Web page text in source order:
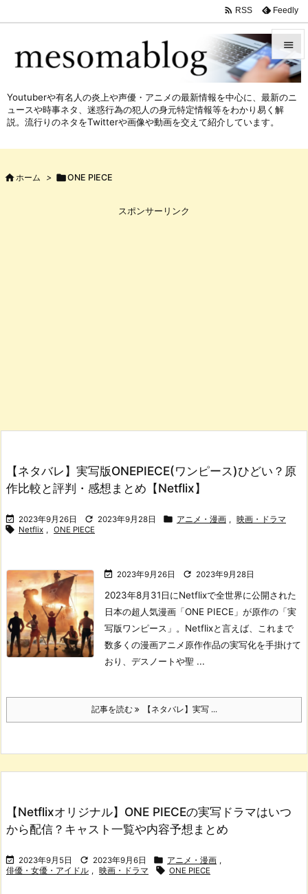



 RSS Feedly
Youtuberや有名人の炎上や声優・アニメの最新情報を中心に、最新のニ
ュースや時事ネタ、迷惑行為の犯人の身元特定情報等をわかり易く解
説。流行りのネタをTwitterや画像や動画を交えて紹介しています。
 ホーム > ONE PIECE
スポンサーリンク
【ネタバレ】実写版ONEPIECE(ワンピース)ひどい？原
作比較と評判・感想まとめ【Netflix】
 2023年9月26日  2023年9月28日  アニメ・漫画 , 映画・ドラマ
 Netflix , ONE PIECE
 2023年9月26日  2023年9月28日
2023年8月31日にNetflixで全世界に公開された
日本の超人気漫画「ONE PIECE」が原作の「実
写版ワンピース」。 Netflixと言えば、これまで
数多くの漫画アニメ原作作品の実写化を手掛けて
おり、デスノートや聖 ...
記事を読む 【ネタバレ】実写 ...
【Netflixオリジナル】ONE PIECEの実写ドラマはいつ
から配信？キャスト一覧や内容予想まとめ
 2023年9月5日  2023年9月6日  アニメ・漫画 ,
俳優・女優・アイドル , 映画・ドラマ  ONE PIECE